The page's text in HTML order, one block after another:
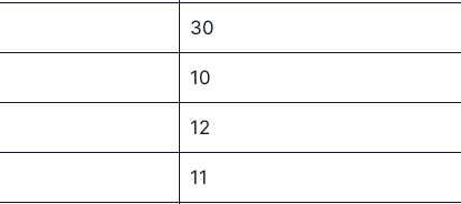
30
10
12
11